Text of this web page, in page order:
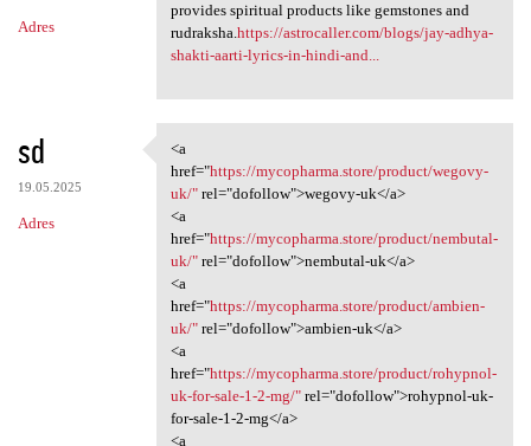
Adres
provides spiritual products like gemstones and
rudraksha.https://astrocaller.com/blogs/jay-adhya-
shakti-aarti-lyrics-in-hindi-and...
sd
19.05.2025
Adres
<a href="https://mycopharma
<a
href="https://mycopharma.store/product/wegovy-
uk/"rel="dofollow">wegovy-uk</a>
<a
href="https://mycopharma.store/product/nembutal-
uk/"rel="dofollow">nembutal-uk</a>
<a
href="https://mycopharma.store/product/ambien-
uk/"rel="dofollow">ambien-uk</a>
<a
href="https://mycopharma.store/product/rohypnol-
uk-for-sale-1-2-mg/"rel="dofollow">rohypnol-uk-
for-sale-1-2-mg</a>
<a